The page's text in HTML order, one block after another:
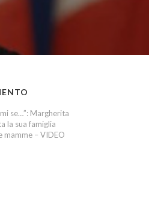
se…”: Margherita
la sua famiglia
mamme – VIDEO